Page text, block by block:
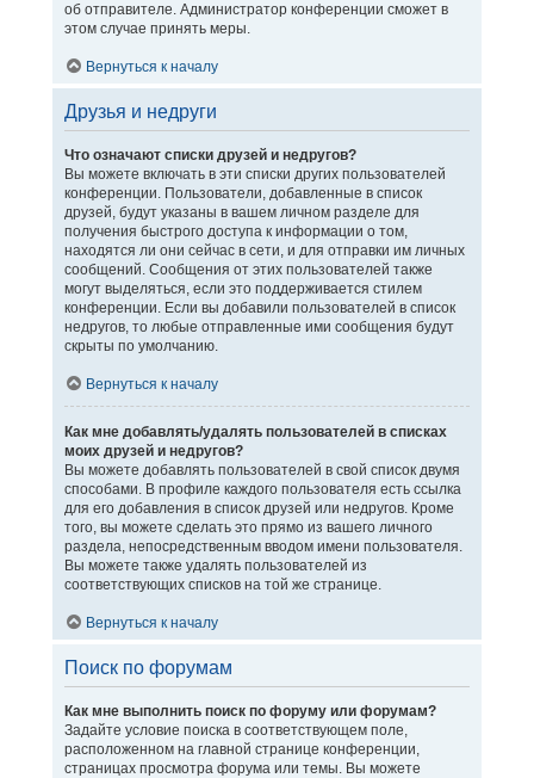
об отправителе. Администратор конференции сможет в
этом случае принять меры.
Вернуться к началу
Друзья и недруги
Что означают списки друзей и недругов?
Вы можете включать в эти списки других пользователей
конференции. Пользователи, добавленные в список
друзей, будут указаны в вашем личном разделе для
получения быстрого доступа к информации о том,
находятся ли они сейчас в сети, и для отправки им личных
сообщений. Сообщения от этих пользователей также
могут выделяться, если это поддерживается стилем
конференции. Если вы добавили пользователей в список
недругов, то любые отправленные ими сообщения будут
скрыты по умолчанию.
Вернуться к началу
Как мне добавлять/удалять пользователей в списках
моих друзей и недругов?
Вы можете добавлять пользователей в свой список двумя
способами. В профиле каждого пользователя есть ссылка
для его добавления в список друзей или недругов. Кроме
того, вы можете сделать это прямо из вашего личного
раздела, непосредственным вводом имени пользователя.
Вы можете также удалять пользователей из
соответствующих списков на той же странице.
Вернуться к началу
Поиск по форумам
Как мне выполнить поиск по форуму или форумам?
Задайте условие поиска в соответствующем поле,
расположенном на главной странице конференции,
страницах просмотра форума или темы. Вы можете